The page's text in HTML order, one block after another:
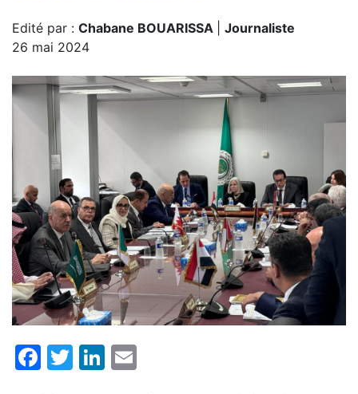
Edité par : Chabane BOUARISSA
Journaliste
26 mai 2024
Facebook
TwitterLinkedIn